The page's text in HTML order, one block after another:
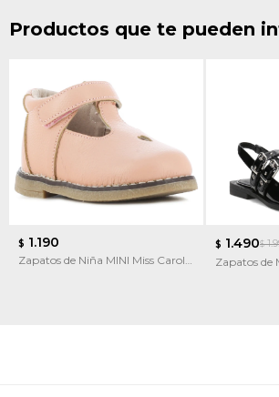
Productos que te pueden
$ 1.190
Zapatos de Niña MINI Miss Carol
$ 1.490$
Zapatos de